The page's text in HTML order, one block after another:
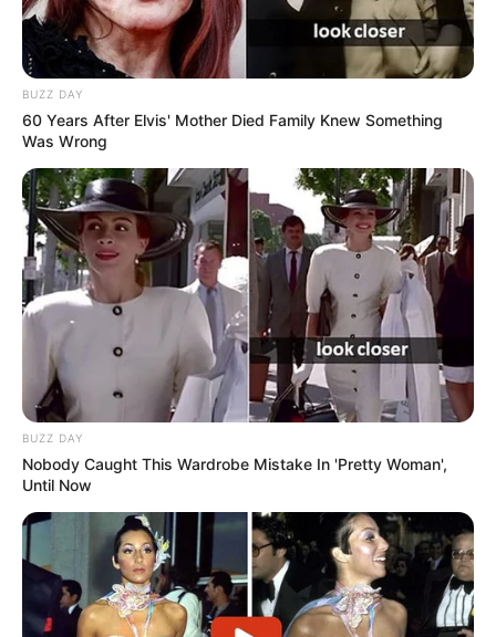
BUZZ DAY
60 Years After Elvis' Mother Died Family Knew Something
Was Wrong
BUZZ DAY
Nobody Caught This Wardrobe Mistake In 'Pretty Woman',
Until Now